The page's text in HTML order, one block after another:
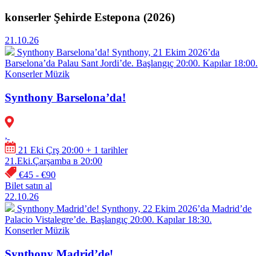
konserler Şehirde Estepona (2026)
21.10.26
Synthony Barselona’da! Synthony, 21 Ekim 2026’da
Barselona’da Palau Sant Jordi’de. Başlangıç 20:00. Kapılar 18:00.
Konserler Müzik
Synthony Barselona’da!
,
21 Eki Çrş 20:00 + 1 tarihler
21.Eki.Çarşamba в 20:00
€45 - €90
Bilet satın al
22.10.26
Synthony Madrid’de! Synthony, 22 Ekim 2026’da Madrid’de
Palacio Vistalegre’de. Başlangıç 20:00. Kapılar 18:30.
Konserler Müzik